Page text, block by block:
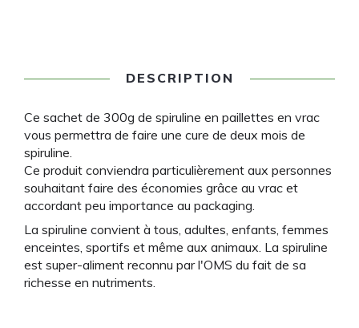
DESCRIPTION
Ce sachet de 300g de spiruline en paillettes en vrac
vous permettra de faire une cure de deux mois de
spiruline.
Ce produit conviendra particulièrement aux personnes
souhaitant faire des économies grâce au vrac et
accordant peu importance au packaging.
La spiruline convient à tous, adultes, enfants, femmes
enceintes, sportifs et même aux animaux. La spiruline
est super-aliment reconnu par l'OMS du fait de sa
richesse en nutriments.